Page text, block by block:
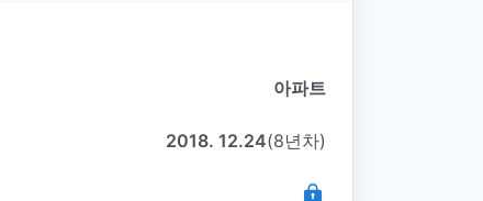
아파트
2018. 12.24(8년차)